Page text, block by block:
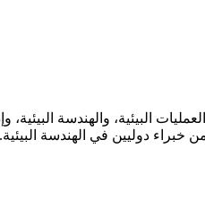
البيئية، والهندسة
دوليين في الهندسة البيئية.